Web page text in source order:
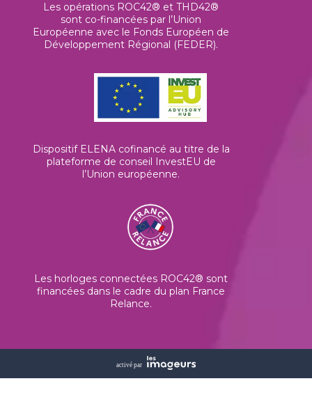
Les opérations ROC42® et THD42®
sont co-financées par l’Union
Européenne avec le Fonds Européen de
Développement Régional (FEDER).
Dispositif ELENA cofinancé au titre de la
plateforme de conseil InvestEU de
l’Union européenne.
Les horloges connectées ROC42® sont
financées dans le cadre du plan France
Relance.